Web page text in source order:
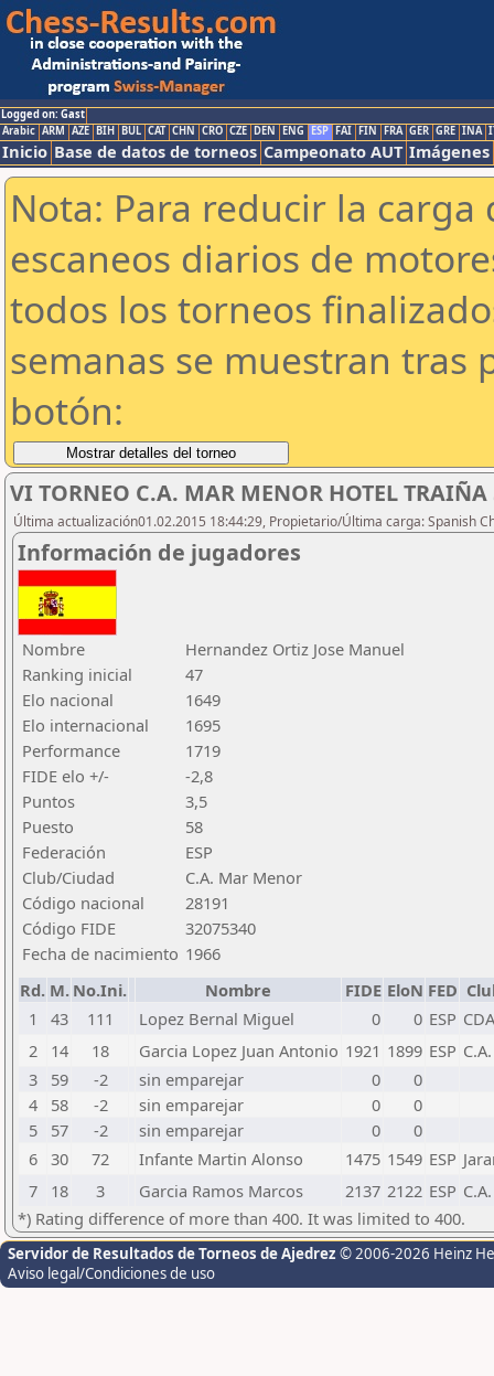
Logged on: Gast
Arabic ARM AZE BIH BUL CAT CHN CRO CZE DEN ENG ESP FAI FIN FRA GER GRE INA
Inicio Base de datos de torneos Campeonato AUT Imágenes
Nota: Para reducir la
escaneos diarios de
todos los torneos
semanas se muestran tras
botón:
VI TORNEO C.A. MAR MENOR HOTEL
Última actualización01.02.2015 18:44:29, Propietario/Última carga: Spanish
Información de jugadores
Nombre
Hernandez Ortiz Jose Manuel
Ranking inicial
47
Elo nacional
1649
Elo internacional
1695
Performance
1719
FIDE elo +/-
-2,8
Puntos
3,5
Puesto
58
Federación
ESP
Club/Ciudad
C.A. Mar Menor
Código nacional
28191
Código FIDE
32075340
Fecha de nacimiento 1966
Rd. M. No.Ini. Nombre FIDE EloN FED
1
43 111 Lopez Bernal Miguel 0 0 ESP
2
14 18 Garcia Lopez Juan Antonio 1921 1899 ESP
3
59 -2 sin emparejar 0
0
4
58 -2 sin emparejar 0
0
5
57 -2 sin emparejar 0
0
6 30 72 Infante Martin Alonso 1475 1549 ESP
7
18 3 Garcia Ramos Marcos 2137 2122 ESP
*) Rating difference of more than 400. It was limited to 400.
Servidor de Resultados de Torneos de Ajedrez © 2006-2026 Heinz
Aviso legal/Condiciones de uso